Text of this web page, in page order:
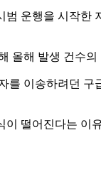
범 운행을 시작한
올해 발생 건수의
를 이송하려던 구
떨어진다는 이